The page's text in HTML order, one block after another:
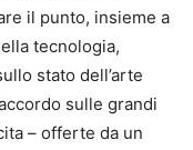
il punto, insieme a
tecnologia,
stato dell’arte
sulle grandi
– offerte da un